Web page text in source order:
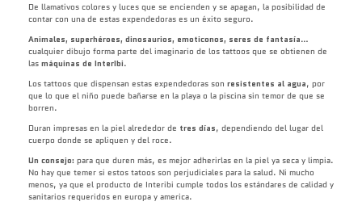
De llamativos colores y luces que se encienden y se apagan, la posibilidad de
contar con una de estas expendedoras es un éxito seguro.
Animales, superhéroes, dinosaurios, emoticonos, seres de fantasía…
cualquier dibujo forma parte del imaginario de los tattoos que se obtienen de
las máquinas de InterIbi.
Los tattoos que dispensan estas expendedoras son resistentes al agua, por
que lo que el niño puede bañarse en la playa o la piscina sin temor de que se
borren.
Duran impresas en la piel alrededor de tres días, dependiendo del lugar del
cuerpo donde se apliquen y del roce.
Un consejo: para que duren más, es mejor adherirlas en la piel ya seca y limpia.
No hay que temer si estos tatoos son perjudiciales para la salud. Ni mucho
menos, ya que el producto de Interibi cumple todos los estándares de calidad y
sanitarios requeridos en europa y america.